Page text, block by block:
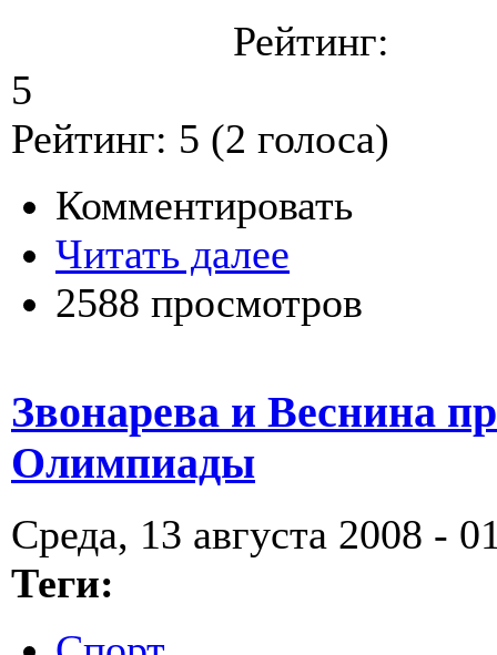
Рейтинг:
5
Рейтинг: 5 (2 голоса)
Комментировать
Читать далее
2588 просмотров
Звонарева и Веснина
Олимпиады
Среда, 13 августа 2008 -
Теги: